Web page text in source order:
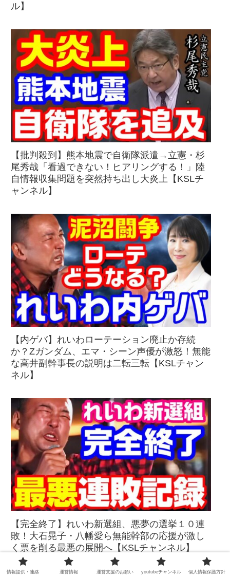
ル】
【批判殺到】熊本地震で自衛隊派遣→立憲・杉
尾秀哉「看過できない！ヒアリングする！」陸
自情報収集問題を突然持ち出し大炎上【KSLチ
ャンネル】
【内ゲバ】れいわローテーション廃止か存続
か？Zガンダム、エマ・シーン声優が激怒！無能
な高井副幹事長の説明は二転三転【KSLチャン
ネル】
【完全終了】れいわ新選組、悪夢の選挙１０連
敗！大石晃子・八幡愛ら無能幹部の応援が激し
く票を削る最悪の展開へ【KSLチャンネル】
情報提供・連絡 運営情報 運営支援のお願い youtubeチャンネル 個人情報保護方針